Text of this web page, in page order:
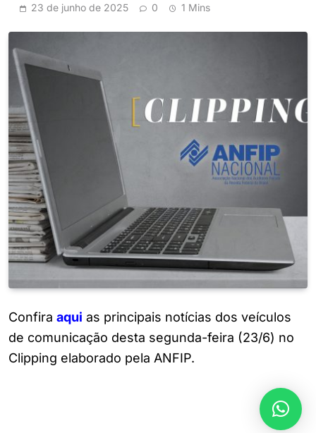
23 de junho de 2025 0 1 Mins
Confira aqui as principais notícias dos veículos
de comunicação desta segunda-feira (23/6) no
Clipping elaborado pela ANFIP.